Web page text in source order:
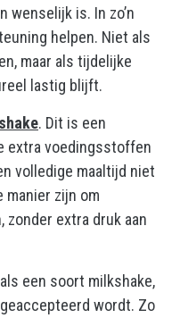
is. In zo’n
helpen. Niet als
maar als tijdelijke
lastig blijft.
. Dit is een
extra voedingsstoffen
volledige maaltijd niet
manier zijn om
zonder extra druk aan
een soort milkshake,
wordt. Zo